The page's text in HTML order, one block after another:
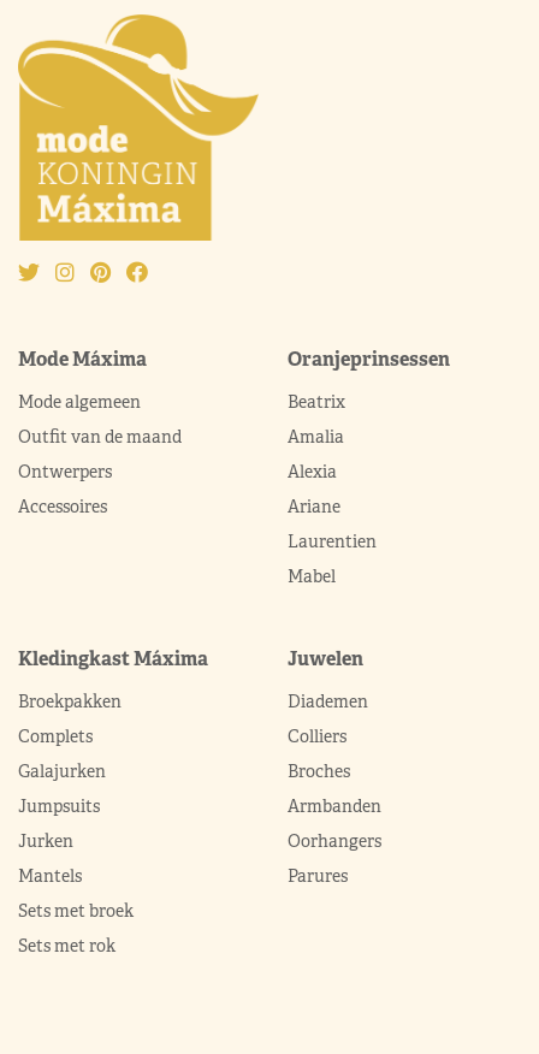
Mode Máxima
Mode algemeen
Outfit van de maand
Ontwerpers
Accessoires
Oranjeprinsessen
Beatrix
Amalia
Alexia
Ariane
Laurentien
Mabel
Kledingkast Máxima
Broekpakken
Complets
Galajurken
Jumpsuits
Jurken
Mantels
Sets met broek
Sets met rok
Juwelen
Diademen
Colliers
Broches
Armbanden
Oorhangers
Parures